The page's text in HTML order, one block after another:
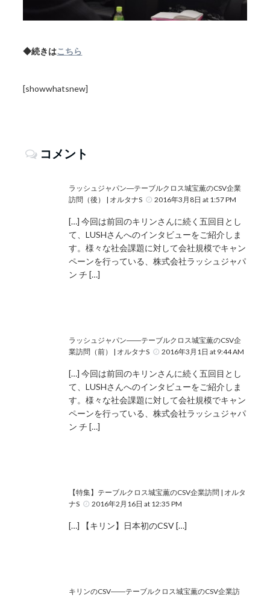
◆続きはこちら
[showwhatsnew]
コメント
ラッシュジャパン―テーブルクロス城宝薫のCSV企業
訪問（後） | オルタナS
2016年3月8日 at 1:57 PM
[…] 今回は前回のキリンさんに続く五回目とし
て、LUSHさんへのインタビューをご紹介しま
す。様々な社会課題に対して会社規模でキャン
ペーンを行っている、株式会社ラッシュジャパ
ン チ […]
ラッシュジャパン――テーブルクロス城宝薫のCSV企
業訪問（前） | オルタナS
2016年3月1日 at 9:44 AM
[…] 今回は前回のキリンさんに続く五回目とし
て、LUSHさんへのインタビューをご紹介しま
す。様々な社会課題に対して会社規模でキャン
ペーンを行っている、株式会社ラッシュジャパ
ン チ […]
【特集】テーブルクロス城宝薫のCSV企業訪問 | オルタ
ナS
2016年2月16日 at 12:35 PM
[…] 【キリン】日本初のCSV […]
キリンのCSV――テーブルクロス城宝薫のCSV企業訪